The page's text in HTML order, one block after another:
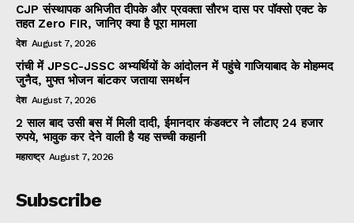
CJP संस्थापक अभिजीत दीपके और प्रवक्ता सौरभ दास पर पॉक्सो एक्ट के
तहत Zero FIR, जानिए क्या है पूरा मामला
देश August 7, 2026
रांची में JPSC-JSSC अभ्यर्थियों के आंदोलन में पहुंचे गाजियाबाद के मोहम्मद
जुनैद, मुफ्त भोजन बांटकर जताया समर्थन
देश August 7, 2026
2 साल बाद उसी बस में मिली दादी, ईमानदार कंडक्टर ने लौटाए 24 हजार
रुपये, भावुक कर देने वाली है यह सच्ची कहानी
महाराष्ट्र August 7, 2026
Subscribe